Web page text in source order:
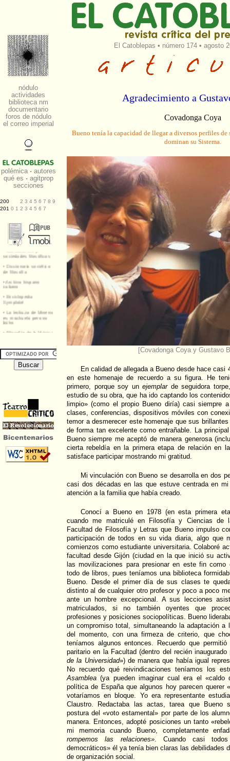
El Catoblepas • número 174• agosto
Agradecimiento a
Covadonga Coya
Bueno tenía la capacidad de llegar a diversos perfiles de
dominan su Sistema.
[Covadonga Coya y Gustavo
En calidad de allegada a Bueno desde hace casi
en este homenaje de recuerdo a su figura. He
primero, porque soy unejemplarde seguidora
estudio de su obra, que ha ido captando los
limpio» (como el propio Bueno diría) casi siempre
clases, conferencias, dispositivos móviles con
temor a desmerecer este homenaje que sus
de forma tan excelente como entrañable. La
Bueno siempre me aceptó de manera generosa
cierta rebeldía en la primera etapa de relación en
satisface participar mostrando mi gratitud.
Mi vinculación con Bueno se desarrolla en dos
casi dos décadas en las que estuve centrada en
atención a la familia que había creado.
Conocí a Bueno en 1978 (en esta primera
cuando me matriculé en Filosofía y Ciencias de
Facultad de Filosofía y Letras que Bueno impulso
participación de todos en su vida diaria, algo que
comienzos como estudiante universitaria. Colaboré
facultad desde Gijón (ciudad en la que inició su
las movilizaciones para presionar en este fin
todo de libros, pues teníamos una biblioteca
Bueno. Desde el primer día de sus clases te
distinto al de cualquier otro profesor y poco a poco
ante un hombre excepcional. A sus lecciones
matriculados, si no también oyentes que
profesiones y posiciones sociopolíticas. Bueno
un compromiso total, simultaneando la adaptación a
del momento, con una firmeza de criterio, que
teníamos algunos entonces. Recuerdo que
paritario en la Facultad (dentro del recién
de la Universidad») de manera que había igual
No recuerdo qué reivindicaciones teníamos los
Asamblea (ya pueden imaginar cual era el «caldo
política de España que algunos hoy parecen querer
votaríamos en bloque. Yo era representante
Claustro. Redactaba las actas, tarea que Bueno
postura del «voto estamental» por parte de los
manera. Entonces, adopté posiciones un tanto
mi memoria cuando Bueno, completamente
rompemos las relaciones». Cuando casi todos
democráticos» él ya tenía bien claras las debilidades
de organización social.